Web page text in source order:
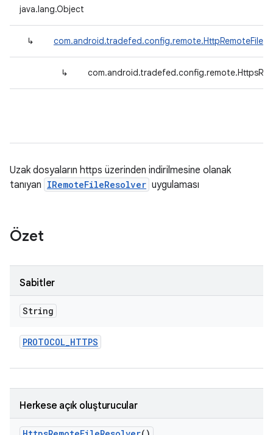
java.lang.Object
↳
↳
Uzak dosyaların https üzerinden indirilmesine olanak
tanıyan IRemoteFileResolver uygulaması
Özet
Sabitler
String
PROTOCOL_HTTPS
Herkese açık oluşturucular